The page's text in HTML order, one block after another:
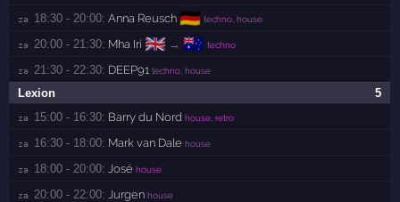
za 18:30 - 20:00: Anna Reusch 🇩🇪 techno, house
za 20:00 - 21:30: Mha Iri 🇬🇧 → 🇦🇺 techno
za 21:30 - 22:30: DEEP91 techno, house
5
Lexion
za 15:00 - 16:30: Barry du Nord house, retro
za 16:30 - 18:00: Mark van Dale house
za 18:00 - 20:00: José house
za 20:00 - 22:00: Jurgen house